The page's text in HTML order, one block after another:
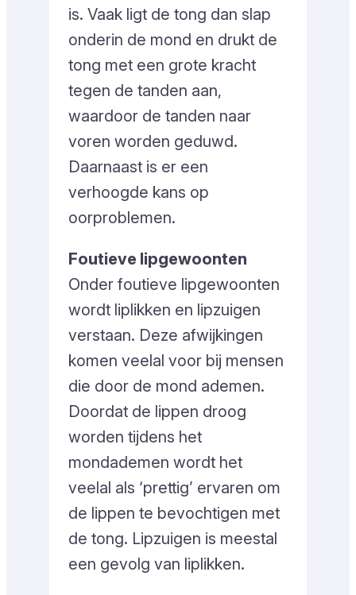
is. Vaak ligt de tong dan slap
onderin de mond en drukt de
tong met een grote kracht
tegen de tanden aan,
waardoor de tanden naar
voren worden geduwd.
Daarnaast is er een
verhoogde kans op
oorproblemen.
Foutieve lipgewoonten
Onder foutieve lipgewoonten
wordt liplikken en lipzuigen
verstaan. Deze afwijkingen
komen veelal voor bij mensen
die door de mond ademen.
Doordat de lippen droog
worden tijdens het
mondademen wordt het
veelal als ‘prettig’ ervaren om
de lippen te bevochtigen met
de tong. Lipzuigen is meestal
een gevolg van liplikken.